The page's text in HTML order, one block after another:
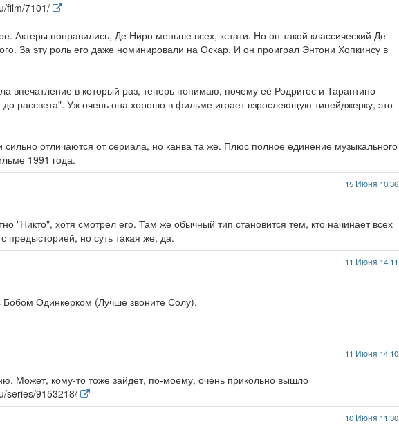
film/7101/
Актеры понравились, Де Ниро меньше всех, кстати. Но он такой классический Де
За эту роль его даже номинировали на Оскар. И он проиграл Энтони Хопкинсу в
впечатление в который раз, теперь понимаю, почему её Родригес и Тарантино
до рассвета". Уж очень она хорошо в фильме играет взрослеющую тинейджерку, это
отличаются от сериала, но канва та же. Плюс полное единение музыкального
1991 года.
15 Июня 10:36
"Никто", хотя смотрел его. Там же обычный тип становится тем, кто начинает всех
предысторией, но суть такая же, да.
11 Июня 14:11
Бобом Одинкёрком (Лучше звоните Солу).
11 Июня 14:10
Может, кому-то тоже зайдет, по-моему, очень прикольно вышло
series/9153218/
10 Июня 11:30